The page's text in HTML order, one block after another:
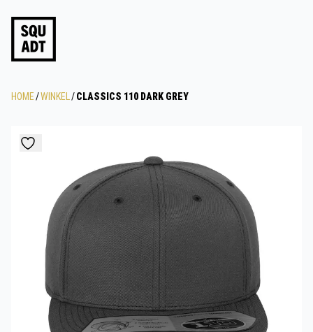
HOME/WINKEL /CLASSICS 110 DARK GREY